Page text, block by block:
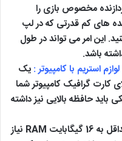
مخصوص بازی را
های کم قدرتی که در لپ
این امر می تواند در طول
باشد.
یک
کارت گرافیک کامپیوتر شما
باید حافظه بالایی نیز داشته
شما به عنوان یک استریمر حداقل به 16 گیگابایت RAM نیاز